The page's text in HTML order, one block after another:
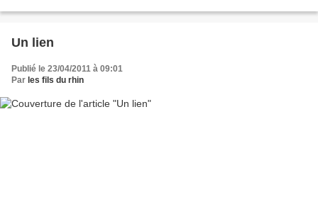
Un lien
Publié le 23/04/2011 à 09:01
Par les fils du rhin